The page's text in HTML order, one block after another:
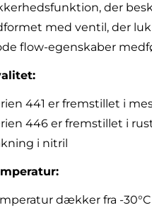
der
med ventil, der
flow-egenskaber
441 er fremstillet i
446 er fremstillet i
i nitril
dækker fra -30°C